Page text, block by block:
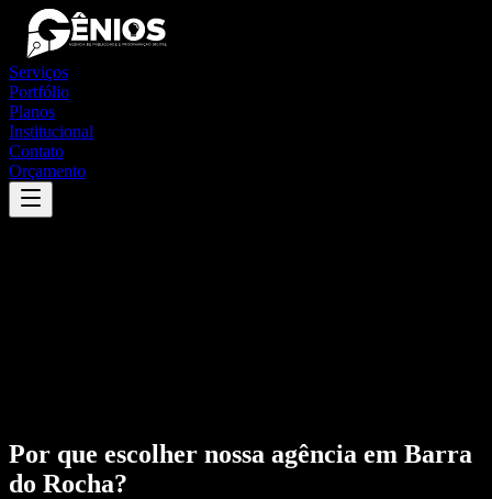
Serviços
Portfólio
Planos
Institucional
Contato
Orçamento
Por que escolher nossa agência em Barra
do Rocha?